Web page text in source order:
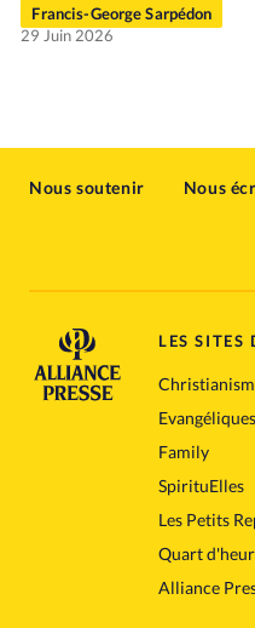
Francis-George Sarpédon
29 Juin 2026
Nous soutenir Nous
LES SITES
Family
SpirituElles
Les Petits
Quart
Alliance